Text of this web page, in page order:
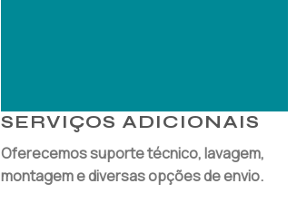
SERVIÇOS ADICIONAIS
Oferecemos suporte técnico, lavagem,
montagem e diversas opções de envio.